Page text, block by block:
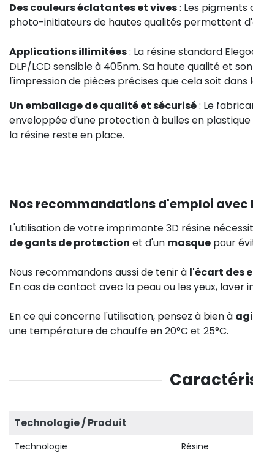
Des couleurs éclatantes et vives: Les pigments
photo-initiateurs de hautes qualités permettent
Applications illimitées: La résine standard
DLP/LCD sensible à 405nm. Sa haute qualité et
l'impression de pièces précises que cela soit
Un emballage de qualité et sécurisé: Le
enveloppée d'une protection à bulles en
la résine reste en place.
Nos recommandations d'emploi avec
L'utilisation de votre imprimante 3D résine
de gants de protection et d'un masque pour
Nous recommandons aussi de tenir à l'écart des
En cas de contact avec la peau ou les yeux,
En ce qui concerne l'utilisation, pensez à bien à
une température de chauffe en 20°C et 25°C.
Technologie / Produit
Technologie
Résine